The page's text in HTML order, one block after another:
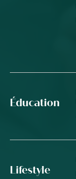
Éducation
Lifestyle